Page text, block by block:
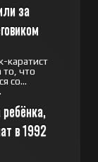
за
каратист
то, что
со…
в 1992